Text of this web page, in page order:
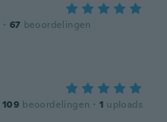
· 67 beoordelingen
109 beoordelingen · 1 uploads